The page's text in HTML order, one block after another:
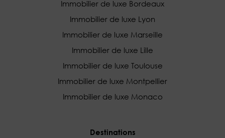
Immobilier de luxe Bordeaux
Immobilier de luxe Lyon
Immobilier de luxe Marseille
Immobilier de luxe Lille
Immobilier de luxe Toulouse
Immobilier de luxe Montpellier
Immobilier de luxe Monaco
Destinations